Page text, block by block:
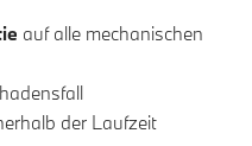
auf alle mechanischen
der Laufzeit